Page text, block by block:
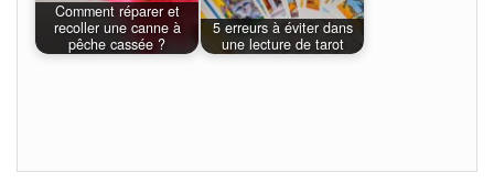
Comment réparer et
recoller une canne à
pêche cassée ?
5 erreurs à éviter dans
une lecture de tarot